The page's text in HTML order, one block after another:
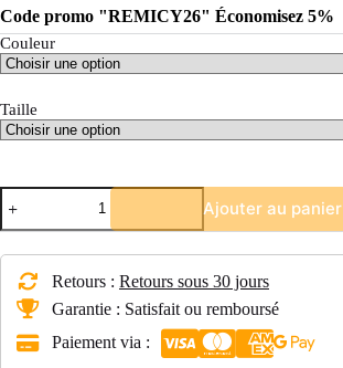
Code promo "REMICY26" Économisez 5%
Couleur
Taille
quantité
de
VTT
ENFANT
ROCKRIDER
500
POUCES
Ajouter au panier
Retours : Retours sous 30 jours
Garantie : Satisfait ou remboursé
Paiement via :